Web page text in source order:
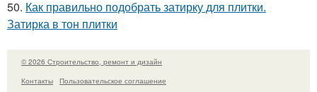
50. Как правильно подобрать затирку для плитки.
Затирка в тон плитки
© 2026 Строительство, ремонт и дизайн
Контакты
Пользовательское соглашение